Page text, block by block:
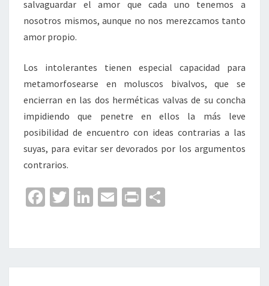
salvaguardar el amor que cada uno tenemos a
nosotros mismos, aunque no nos merezcamos tanto
amor propio.
Los intolerantes tienen especial capacidad para
metamorfosearse en moluscos bivalvos, que se
encierran en las dos herméticas valvas de su concha
impidiendo que penetre en ellos la más leve
posibilidad de encuentro con ideas contrarias a las
suyas, para evitar ser devorados por los argumentos
contrarios.
Fa
o
o
T
er
Li
dI
n
E
l
Pr
p
ar